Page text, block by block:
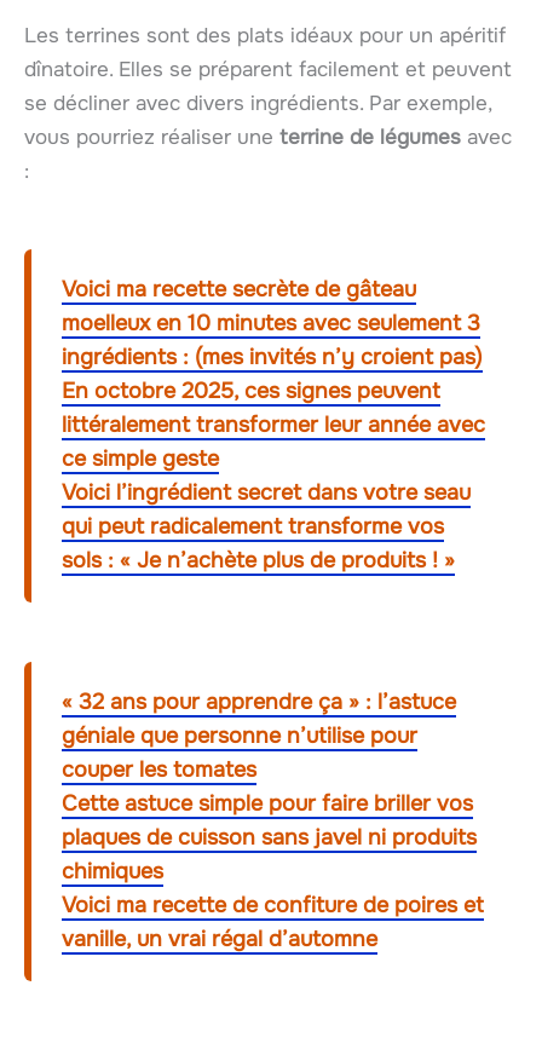
Les terrines sont des plats idéaux pour un apéritif
dînatoire. Elles se préparent facilement et peuvent
se décliner avec divers ingrédients. Par exemple,
vous pourriez réaliser une terrine de légumes avec
:
Voici ma recette secrète de gâteau
moelleux en 10 minutes avec seulement 3
ingrédients : (mes invités n’y croient pas)
En octobre 2025, ces signes peuvent
littéralement transformer leur année avec
ce simple geste
Voici l’ingrédient secret dans votre seau
qui peut radicalement transforme vos
sols : « Je n’achète plus de produits ! »
« 32 ans pour apprendre ça » : l’astuce
géniale que personne n’utilise pour
couper les tomates
Cette astuce simple pour faire briller vos
plaques de cuisson sans javel ni produits
chimiques
Voici ma recette de confiture de poires et
vanille, un vrai régal d’automne